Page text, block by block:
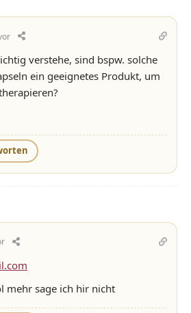
verstehe, sind bspw. solche
ein geeignetes Produkt, um
mehr sage ich hir nicht